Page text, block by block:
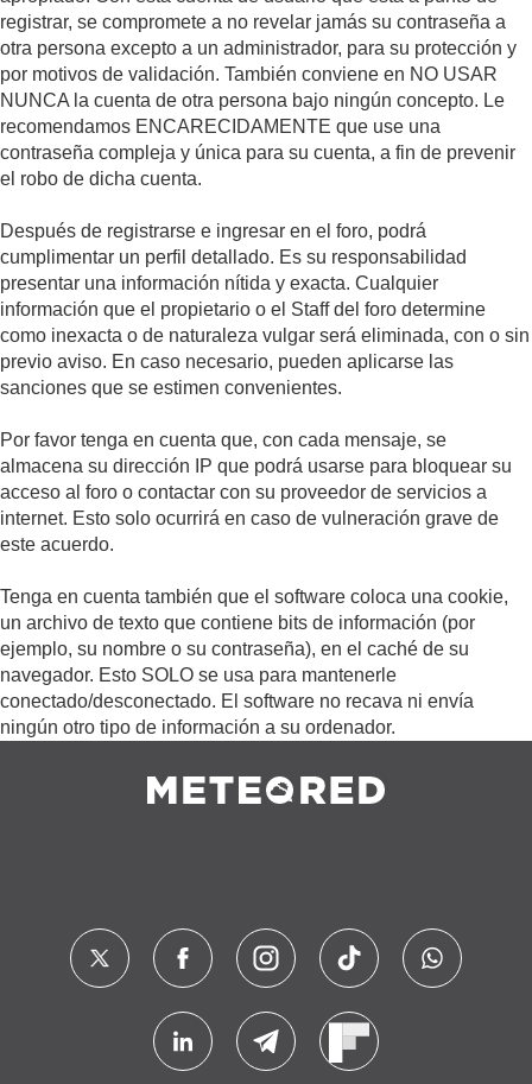
registrar, se compromete a no revelar jamás su contraseña a
otra persona excepto a un administrador, para su protección y
por motivos de validación. También conviene en NO USAR
NUNCA la cuenta de otra persona bajo ningún concepto. Le
recomendamos ENCARECIDAMENTE que use una
contraseña compleja y única para su cuenta, a fin de prevenir
el robo de dicha cuenta.
Después de registrarse e ingresar en el foro, podrá
cumplimentar un perfil detallado. Es su responsabilidad
presentar una información nítida y exacta. Cualquier
información que el propietario o el Staff del foro determine
como inexacta o de naturaleza vulgar será eliminada, con o sin
previo aviso. En caso necesario, pueden aplicarse las
sanciones que se estimen convenientes.
Por favor tenga en cuenta que, con cada mensaje, se
almacena su dirección IP que podrá usarse para bloquear su
acceso al foro o contactar con su proveedor de servicios a
internet. Esto solo ocurrirá en caso de vulneración grave de
este acuerdo.
Tenga en cuenta también que el software coloca una cookie,
un archivo de texto que contiene bits de información (por
ejemplo, su nombre o su contraseña), en el caché de su
navegador. Esto SOLO se usa para mantenerle
conectado/desconectado. El software no recava ni envía
ningún otro tipo de información a su ordenador.